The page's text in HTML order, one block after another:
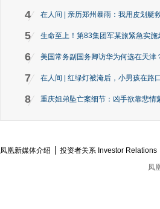
4 在人间 | 亲历郑州暴雨：我用皮划艇
5 生命至上！第83集团军某旅紧急实施
6 美国常务副国务卿访华为何选在天津
7 在人间 | 红绿灯被淹后，小男孩在路
8 重庆姐弟坠亡案细节：凶手欲靠悲情
凤凰新媒体介绍 投资者关系 Investor Relations
凤